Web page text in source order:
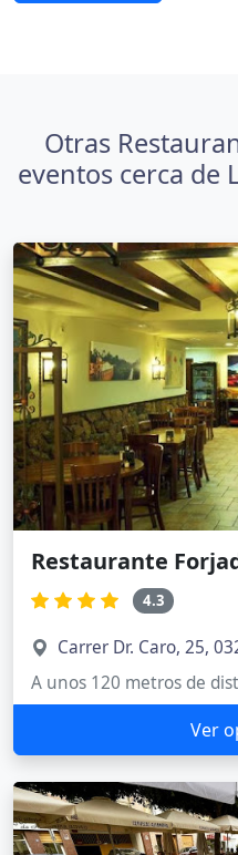
Otras
eventos cerca de
Restaurante
4.3
Carrer Dr. Caro, 25,
A unos 120 metros de
Ver